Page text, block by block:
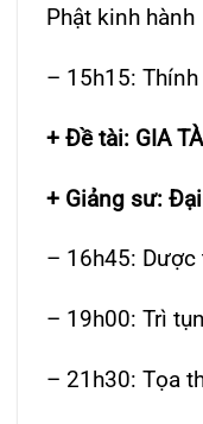
Phật kinh hành
– 15h15: Thính
+ Đề tài: GIA
+ Giảng sư:
– 16h45: Dược
– 19h00: Trì
– 21h30: Tọa